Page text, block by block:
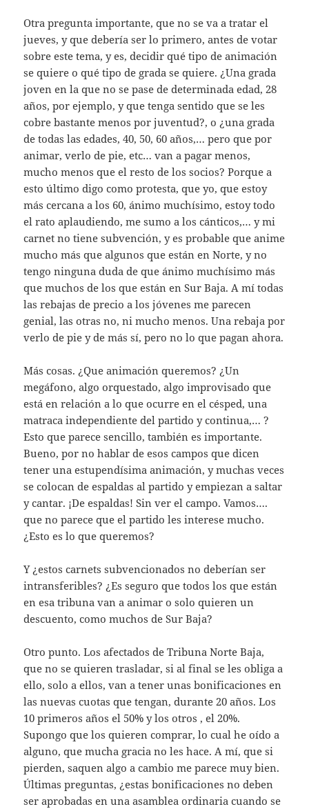
Otra pregunta importante, que no se va a tratar el
jueves, y que debería ser lo primero, antes de votar
sobre este tema, y es, decidir qué tipo de animación
se quiere o qué tipo de grada se quiere. ¿Una grada
joven en la que no se pase de determinada edad, 28
años, por ejemplo, y que tenga sentido que se les
cobre bastante menos por juventud?, o ¿una grada
de todas las edades, 40, 50, 60 años,… pero que por
animar, verlo de pie, etc… van a pagar menos,
mucho menos que el resto de los socios? Porque a
esto último digo como protesta, que yo, que estoy
más cercana a los 60, ánimo muchísimo, estoy todo
el rato aplaudiendo, me sumo a los cánticos,… y mi
carnet no tiene subvención, y es probable que anime
mucho más que algunos que están en Norte, y no
tengo ninguna duda de que ánimo muchísimo más
que muchos de los que están en Sur Baja. A mí todas
las rebajas de precio a los jóvenes me parecen
genial, las otras no, ni mucho menos. Una rebaja por
verlo de pie y de más sí, pero no lo que pagan ahora.
Más cosas. ¿Que animación queremos? ¿Un
megáfono, algo orquestado, algo improvisado que
está en relación a lo que ocurre en el césped, una
matraca independiente del partido y continua,… ?
Esto que parece sencillo, también es importante.
Bueno, por no hablar de esos campos que dicen
tener una estupendísima animación, y muchas veces
se colocan de espaldas al partido y empiezan a saltar
y cantar. ¡De espaldas! Sin ver el campo. Vamos….
que no parece que el partido les interese mucho.
¿Esto es lo que queremos?
Y ¿estos carnets subvencionados no deberían ser
intransferibles? ¿Es seguro que todos los que están
en esa tribuna van a animar o solo quieren un
descuento, como muchos de Sur Baja?
Otro punto. Los afectados de Tribuna Norte Baja,
que no se quieren trasladar, si al final se les obliga a
ello, solo a ellos, van a tener unas bonificaciones en
las nuevas cuotas que tengan, durante 20 años. Los
10 primeros años el 50% y los otros , el 20%.
Supongo que los quieren comprar, lo cual he oído a
alguno, que mucha gracia no les hace. A mí, que si
pierden, saquen algo a cambio me parece muy bien.
Últimas preguntas, ¿estas bonificaciones no deben
ser aprobadas en una asamblea ordinaria cuando se